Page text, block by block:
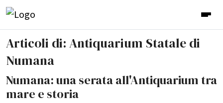
Articoli di: Antiquarium Statale di
Numana
Numana: una serata all'Antiquarium tra
mare e storia